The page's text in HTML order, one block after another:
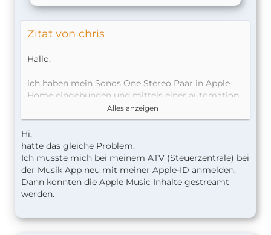
Zitat von chris
Hallo,
ich haben mein Sonos One Stereo Paar in Apple
Home eingebunden und mittels einer automation
auch das Abspielen eines konkretes Liedes aus
Apple Music eingestellt.
allerdings passiert beim auslösen oder auch Testen
der Automation einfach rein gar nichts.
hat jemand eine Idee woran das liegen könnte?
Christoph
Alles anzeigen
Hi,
hatte das gleiche Problem.
Ich musste mich bei meinem ATV (Steuerzentrale) bei
der Musik App neu mit meiner Apple-ID anmelden.
Dann konnten die Apple Music Inhalte gestreamt
werden.